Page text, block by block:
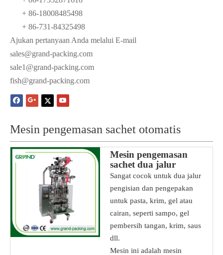
+ 86-18008485498
+ 86-731-84325498
Ajukan pertanyaan Anda melalui E-mail
sales@grand-packing.com
sale1@grand-packing.com
fish@grand-packing.com
Mesin pengemasan sachet otomatis
Mesin pengemasan
sachet dua jalur
otomatis
Sangat cocok untuk dua jalur
pengisian dan pengepakan
untuk pasta, krim, gel atau
cairan, seperti sampo, gel
pembersih tangan, krim, saus
dll.
Mesin ini adalah mesin